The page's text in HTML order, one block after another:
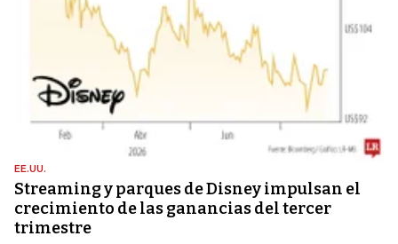
EE.UU.
Streaming y parques de Disney impulsan el
crecimiento de las ganancias del tercer
trimestre